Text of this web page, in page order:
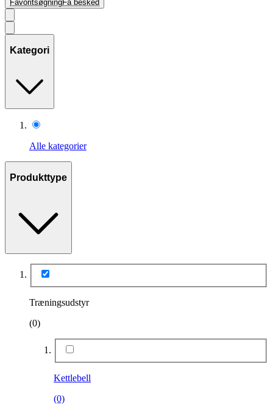
FavoritsøgningFå besked
Kategori
Alle kategorier
Produkttype
Træningsudstyr
(0)
Kettlebell
(0)